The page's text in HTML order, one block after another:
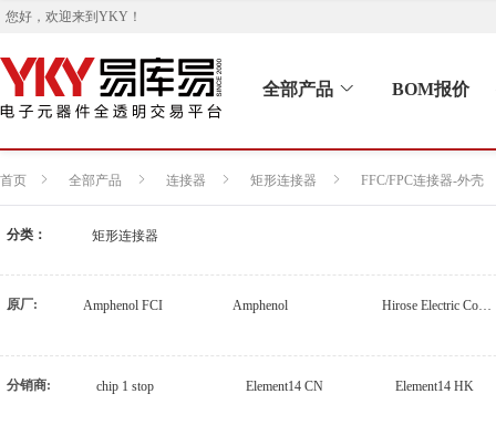
您好，欢迎来到 YKY ！
全部产品 BOM报价
首页 全部产品 连接器 矩形连接器 FFC/FPC连接器-外壳
分类： 矩形连接器
原厂: Amphenol FCI Amphenol Hirose Electric Co Ltd
分销商: chip 1 stop Element14 CN Element14 HK